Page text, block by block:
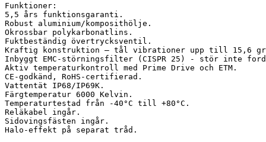
Funktioner:
5,5 års funktionsgaranti.
Robust aluminium/komposithölje.
Okrossbar polykarbonatlins.
Fuktbeständig övertrycksventil.
Kraftig konstruktion – tål vibrationer upp till 15,6
Inbyggt EMC-störningsfilter (CISPR 25) - stör inte
Aktiv temperaturkontroll med Prime Drive och ETM.
CE-godkänd, RoHS-certifierad.
Vattentät IP68/IP69K.
Färgtemperatur 6000 Kelvin.
Temperaturtestad från -40°C till +80°C.
Reläkabel ingår.
Sidovingsfästen ingår.
Halo-effekt på separat tråd.